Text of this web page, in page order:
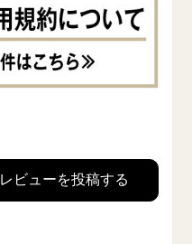
レビューを投稿する